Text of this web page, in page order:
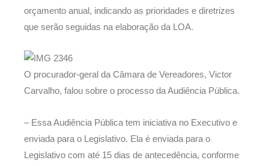
orçamento anual, indicando as prioridades e diretrizes
que serão seguidas na elaboração da LOA.
O procurador-geral da Câmara de Vereadores, Victor
Carvalho, falou sobre o processo da Audiência Pública.
– Essa Audiência Pública tem iniciativa no Executivo e
enviada para o Legislativo. Ela é enviada para o
Legislativo com até 15 dias de antecedência, conforme